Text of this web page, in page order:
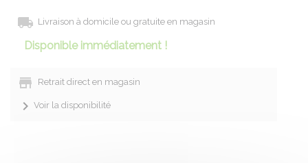
Livraison à domicile ou gratuite en magasin
Disponible immédiatement !
Retrait direct en magasin
Voir la disponibilité